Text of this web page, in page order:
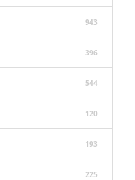
943
396
544
120
193
225